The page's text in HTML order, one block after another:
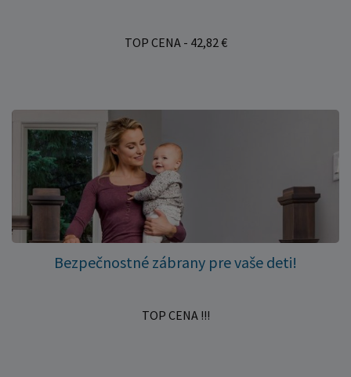
TOP CENA - 42,82 €
Bezpečnostné zábrany pre vaše deti!
TOP CENA !!!